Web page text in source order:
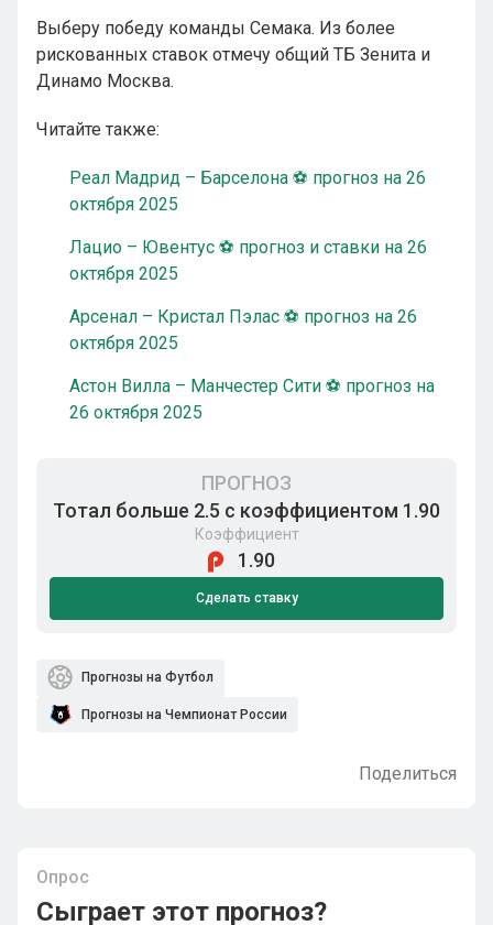
Выберу победу команды Семака. Из более
рискованных ставок отмечу общий ТБ Зенита и
Динамо Москва.
Читайте также:
Реал Мадрид – Барселона ⚽ прогноз на 26
октября 2025
Лацио – Ювентус ⚽ прогноз и ставки на 26
октября 2025
Арсенал – Кристал Пэлас ⚽ прогноз на 26
октября 2025
Астон Вилла – Манчестер Сити ⚽ прогноз на
26 октября 2025
ПРОГНОЗ
Тотал больше 2.5 с коэффициентом 1.90
Коэффициент
1.90
Сделать ставку
Прогнозы на Футбол
Прогнозы на Чемпионат России
Поделиться
Опрос
Сыграет этот прогноз?